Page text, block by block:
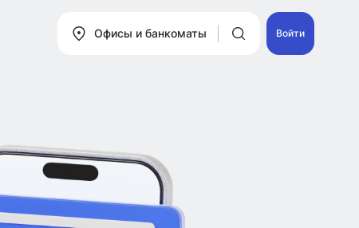
Офисы и банкоматы Войти